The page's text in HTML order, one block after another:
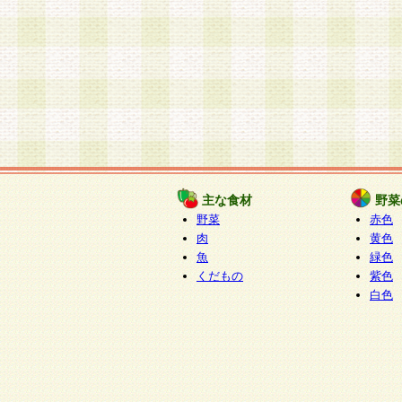
主な食材
野菜
肉
魚
くだもの
野
赤色
黄色
緑色
紫色
白色